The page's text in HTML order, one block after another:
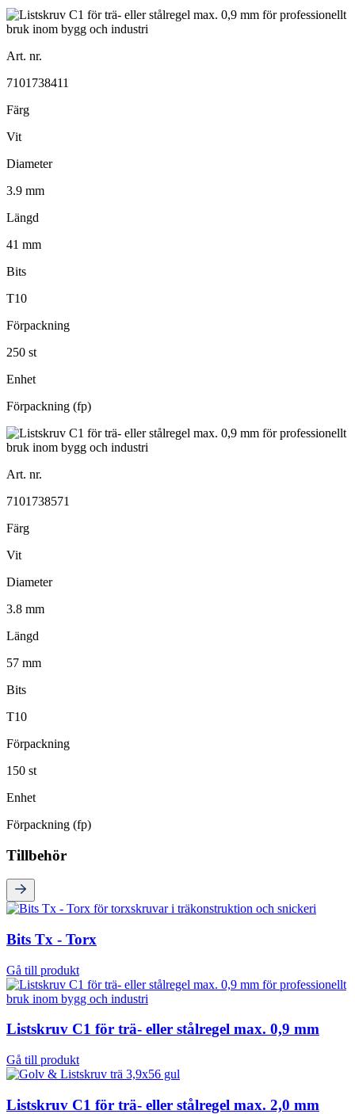
Art. nr.
7101738411
Färg
Vit
Diameter
3.9 mm
Längd
41 mm
Bits
T10
Förpackning
250 st
Enhet
Förpackning (fp)
Art. nr.
7101738571
Färg
Vit
Diameter
3.8 mm
Längd
57 mm
Bits
T10
Förpackning
150 st
Enhet
Förpackning (fp)
Tillbehör
Bits Tx - Torx
Gå till produkt
Listskruv C1 för trä- eller stålregel max. 0,9 mm
Gå till produkt
Listskruv C1 för trä- eller stålregel max. 2,0 mm